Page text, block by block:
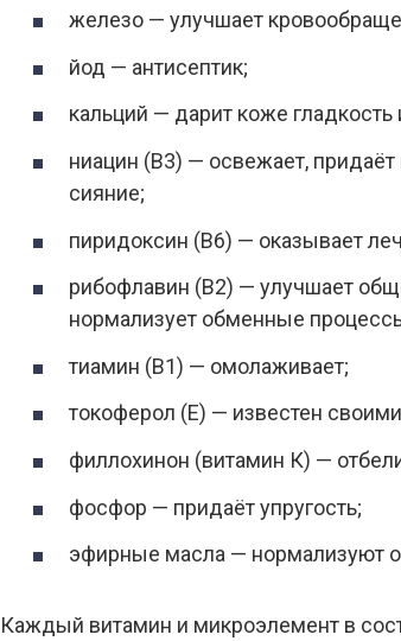
железо — улучшает
йод — антисептик;
кальций — дарит коже гладкость
ниацин (В3) — освежает,
сияние;
пиридоксин (В6) — оказывает
рибофлавин (В2) — улучшает
нормализует обменные
тиамин (В1) — омолаживает;
токоферол (Е) — известен
филлохинон (витамин К) —
фосфор — придаёт упругость;
эфирные масла — нормализуют
Каждый витамин и микроэлемент в